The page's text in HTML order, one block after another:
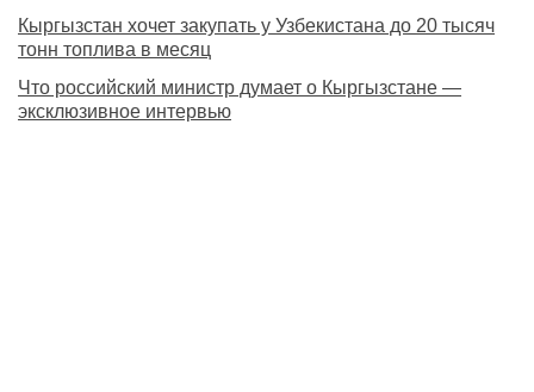
Кыргызстан хочет закупать у Узбекистана до 20 тысяч
тонн топлива в месяц
Что российский министр думает о Кыргызстане —
эксклюзивное интервью